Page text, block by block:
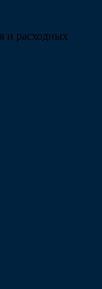
и расходных